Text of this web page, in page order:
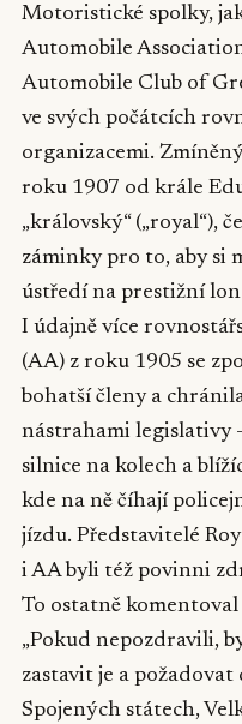
Motoristické spolky,
Automobile
Automobile Club of
ve svých počátcích
organizacemi.
roku 1907 od krále
„královský“ („royal“),
záminky pro to, aby si
ústředí na prestižní
I údajně více
(AA) z roku 1905 se
bohatší členy a
nástrahami legislativy
silnice na kolech a
kde na ně číhají
jízdu. Představitelé
i AA byli též povinni
To ostatně
„Pokud nepozdravili,
zastavit je a požadovat
Spojených státech,